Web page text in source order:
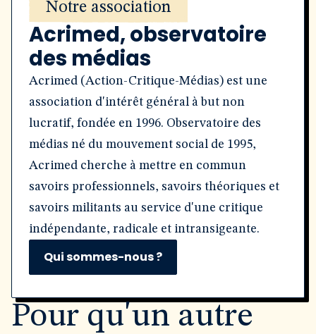
Notre association
Acrimed, observatoire
des médias
Acrimed (Action-Critique-Médias) est une
association d'intérêt général à but non
lucratif, fondée en 1996. Observatoire des
médias né du mouvement social de 1995,
Acrimed cherche à mettre en commun
savoirs professionnels, savoirs théoriques et
savoirs militants au service d'une critique
indépendante, radicale et intransigeante.
Qui sommes-nous ?
Pour qu'un autre